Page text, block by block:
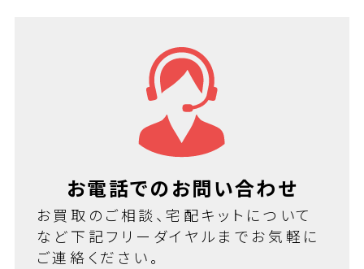
お電話でのお問い合わせ
お買取のご相談、宅配キットについて
など下記フリーダイヤルまでお気軽に
ご連絡ください。